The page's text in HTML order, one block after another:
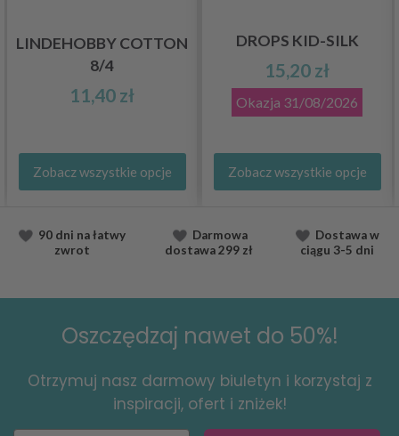
LINDEHOBBY COTTON
8/4
11,40 zł
Zobacz wszystkie opcje
DROPS KID-SILK
15,20 zł
Okazja 31/08/2026
Zobacz wszystkie opcje
90 dni na łatwy
zwrot
Darmowa
dostawa299 zł
Dostawaw
ciągu 3-5 dni
Oszczędzaj nawet do 50%!
Otrzymuj nasz darmowy biuletyn i korzystaj z
inspiracji, ofert i zniżek!